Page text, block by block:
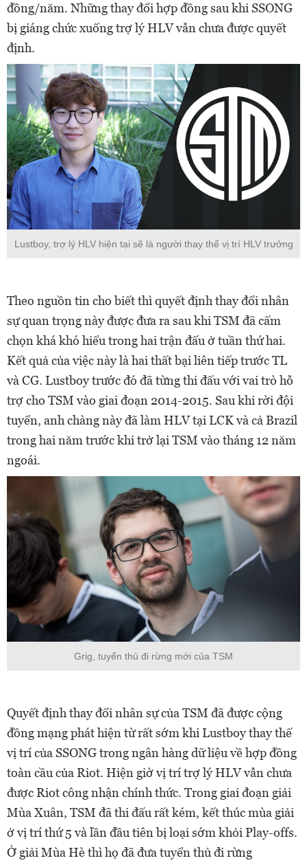
đồng/năm. Những thay đổi hợp đồng sau khi SSONG
bị giáng chức xuống trợ lý HLV vẫn chưa được quyết
định.
Lustboy, trợ lý HLV hiện tại sẽ là người thay thế vị trí HLV trưởng
Theo nguồn tin cho biết thì quyết định thay đổi nhân
sự quan trọng này được đưa ra sau khi TSM đã cấm
chọn khá khó hiểu trong hai trận đấu ở tuần thứ hai.
Kết quả của việc này là hai thất bại liên tiếp trước TL
và CG. Lustboy trước đó đã từng thi đấu với vai trò hỗ
trợ cho TSM vào giai đoạn 2014-2015. Sau khi rời đội
tuyển, anh chàng này đã làm HLV tại LCK và cả Brazil
trong hai năm trước khi trở lại TSM vào tháng 12 năm
ngoái.
Grig, tuyển thủ đi rừng mới của TSM
Quyết định thay đổi nhân sự của TSM đã được cộng
đồng mạng phát hiện từ rất sớm khi Lustboy thay thế
vị trí của SSONG trong ngân hàng dữ liệu về hợp đồng
toàn cầu của Riot. Hiện giờ vị trí trợ lý HLV vẫn chưa
được Riot công nhận chính thức. Trong giai đoạn giải
Mùa Xuân, TSM đã thi đấu rất kém, kết thúc mùa giải
ở vị trí thứ 5 và lần đầu tiên bị loại sớm khỏi Play-offs.
Ở giải Mùa Hè thì họ đã đưa tuyển thủ đi rừng